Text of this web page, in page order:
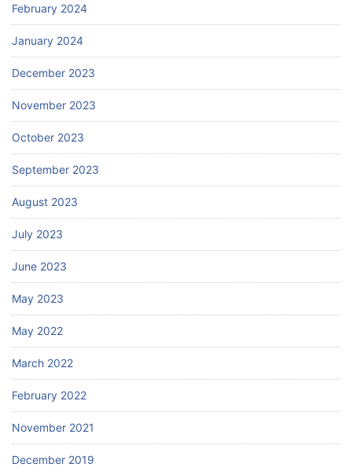
February 2024
January 2024
December 2023
November 2023
October 2023
September 2023
August 2023
July 2023
June 2023
May 2023
May 2022
March 2022
February 2022
November 2021
December 2019